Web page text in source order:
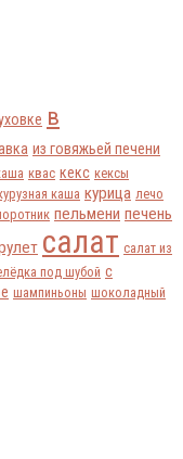
в
из говяжьей печени
квас кекс кексы
каша курица лечо
пельмени печень
салат салат из
под шубой с
шампиньоны шоколадный